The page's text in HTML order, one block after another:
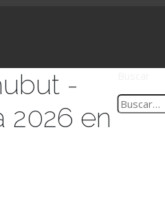
-
2026 en